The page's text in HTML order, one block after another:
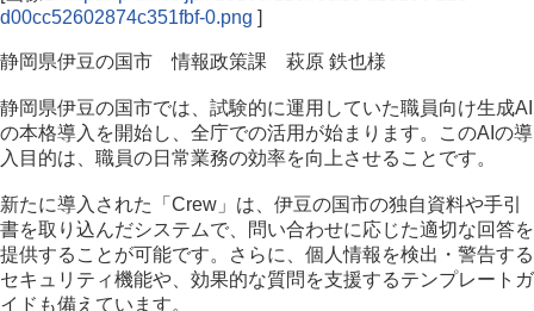
d00cc52602874c351fbf-0.png ]
静岡県伊豆の国市 情報政策課 萩原 鉄也様
静岡県伊豆の国市では、試験的に運用していた職員向け生成AI
の本格導入を開始し、全庁での活用が始まります。このAIの導
入目的は、職員の日常業務の効率を向上させることです。
新たに導入された「Crew」は、伊豆の国市の独自資料や手引
書を取り込んだシステムで、問い合わせに応じた適切な回答を
提供することが可能です。さらに、個人情報を検出・警告する
セキュリティ機能や、効果的な質問を支援するテンプレートガ
イドも備えています。